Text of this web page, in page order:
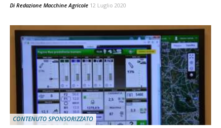
Di Redazione Macchine Agricole 12 Luglio 2020
CONTENUTO SPONSORIZZATO